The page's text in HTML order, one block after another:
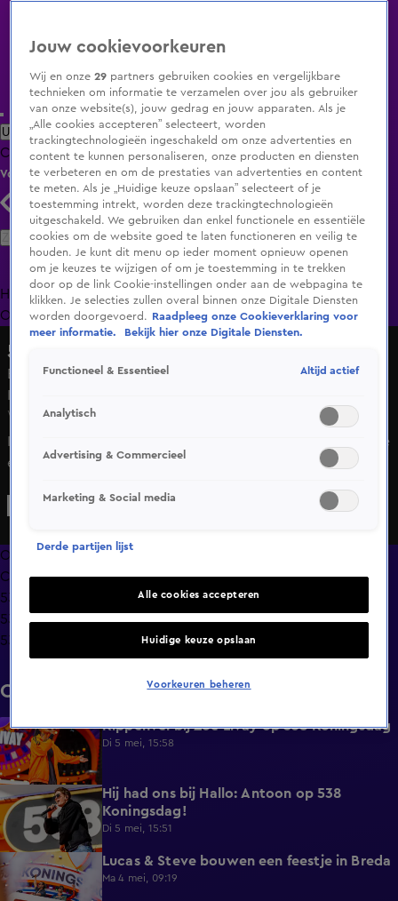
Uitzending Gemist Populaire programma's Zenders Genres
ClipsFilmsRadioSmart TV inlogShop
Volg KIJK
Zoeken
HomeUitzending Gemist Programma's De Bondgenoten
OranjezomerLivestreamsShop
538 Koningsdag
Breda rapt elk woord mee met Lil Kleine tijdens 538
Wo 29 apr, 15:23
Iedereen op het Chasséveld kende de tracks van Lil Kleine
en zong van voren tot achteren mee. Bekijk hier zijn
Overzicht
Clips
538 Koningsdag 2026
538 Koningsdag 2025
538 Koningsdag 2024
Clips
3:01 Kippenvel bij Zoë Livay op 538 Koningsdag
Di 5 mei, 15:58
6:06
Hij had ons bij Hallo: Antoon op 538
Koningsdag!
Di 5 mei, 15:51
20:00 Lucas & Steve bouwen een feestje in Breda
Ma 4 mei, 09:19
Jouw cookievoorkeuren
Wij en onze29 partners gebruiken cookies en vergelijkbare
technieken om informatie te verzamelen over jou als gebruiker
van onze website(s), jouw gedrag en jouw apparaten. Als je
„Alle cookies accepteren” selecteert, worden
trackingtechnologieën ingeschakeld om onze advertenties en
content te kunnen personaliseren, onze producten en diensten
te verbeteren en om de prestaties van advertenties en content
te meten. Als je „Huidige keuze opslaan” selecteert of je
toestemming intrekt, worden deze trackingtechnologieën
uitgeschakeld. We gebruiken dan enkel functionele en essentiële
cookies om de website goed te laten functioneren en veilig te
houden. Je kunt dit menu op ieder moment opnieuw openen
om je keuzes te wijzigen of om je toestemming in te trekken
door op de link Cookie-instellingen onder aan de webpagina te
klikken. Je selecties zullen overal binnen onze Digitale Diensten
worden doorgevoerd.
Raadpleeg onze Cookieverklaring voor
meer informatie.
Bekijk hier onze Digitale Diensten.
Functioneel & Essentieel Altijd actief
Analytisch
Advertising & Commercieel
Marketing & Social media
Derde partijen lijst
Alle cookies accepteren
Huidige keuze opslaan
Voorkeuren beheren